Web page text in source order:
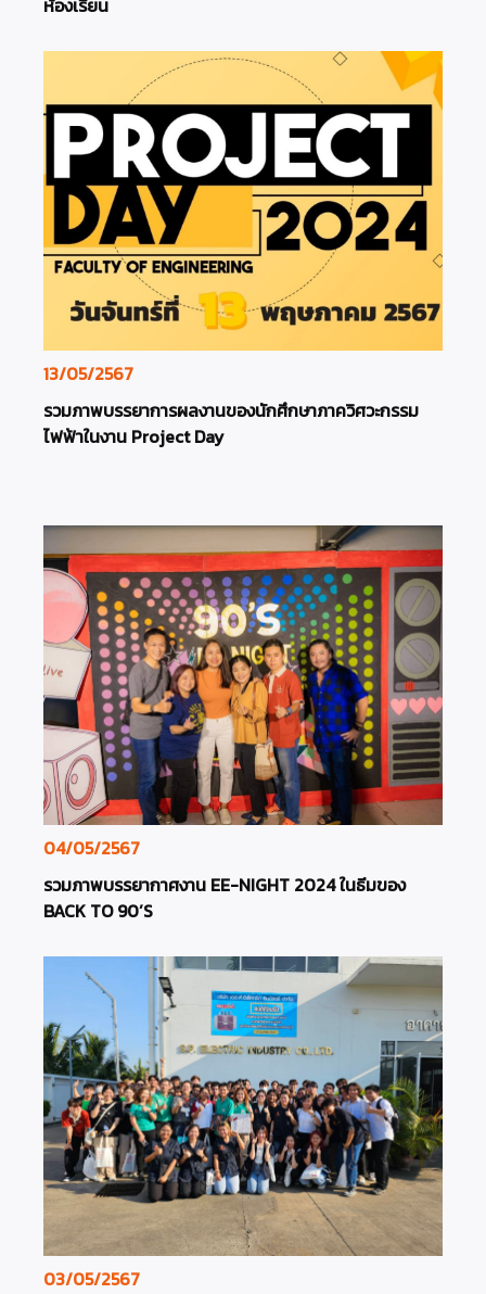
ห้องเรียน
13/05/2567
รวมภาพบรรยาการผลงานของนักศึกษาภาควิศวะกรรม
ไฟฟ้าในงาน Project Day
04/05/2567
รวมภาพบรรยากาศงาน EE-NIGHT 2024 ในธีมของ
BACK TO 90’S
03/05/2567